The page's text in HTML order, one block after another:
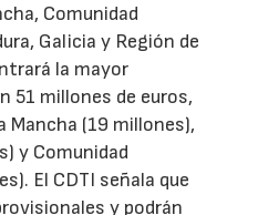
Comunidad
Galicia y Región de
la mayor
51 millones de euros,
Mancha (19 millones),
y Comunidad
El CDTI señala que
y podrán